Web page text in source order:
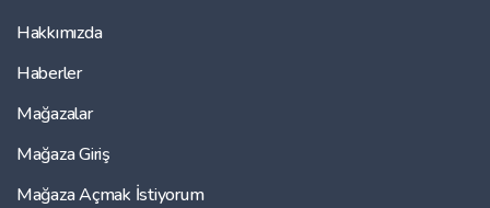
Hakkımızda
Haberler
Mağazalar
Mağaza Giriş
Mağaza Açmak İstiyorum